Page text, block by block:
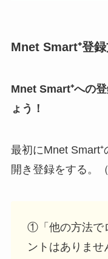
Mnet Smart⁺登
Mnet Smart⁺への
ょう！
最初にMnet
開き登録をする。
①「他の方法で
ントはありませ